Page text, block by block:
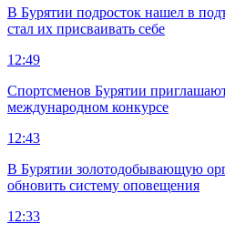
В Бурятии подросток нашел в
стал их присваивать себе
12:49
Спортсменов Бурятии
международном конкурсе
12:43
В Бурятии золотодобывающую
обновить систему оповещения
12:33